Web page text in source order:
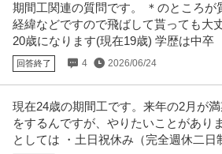
プロデューサー・ディレクター ／ 「アニ
アニメコンテンツの製作・事業拡大を実
ス業務全般をお任せします
REMOW株式会社
新着 正社員 リモートワーク 土日休み
年収800万円〜1,200万円
【職種】テレビ・放送・映像・音響＞プロデュ
種】エンターテインメント＞その
…続きを見る
期間工関連の質問です。 ＊のところが
経緯などですので飛ばして貰っても大
20歳になります(現在19歳) 学歴は中卒
回答終了 4 2026/06/24
現在24歳の期間工です。来年の2月が
をするんですが、やりたいことがあり
としては ・土日祝休み（完全週休二日